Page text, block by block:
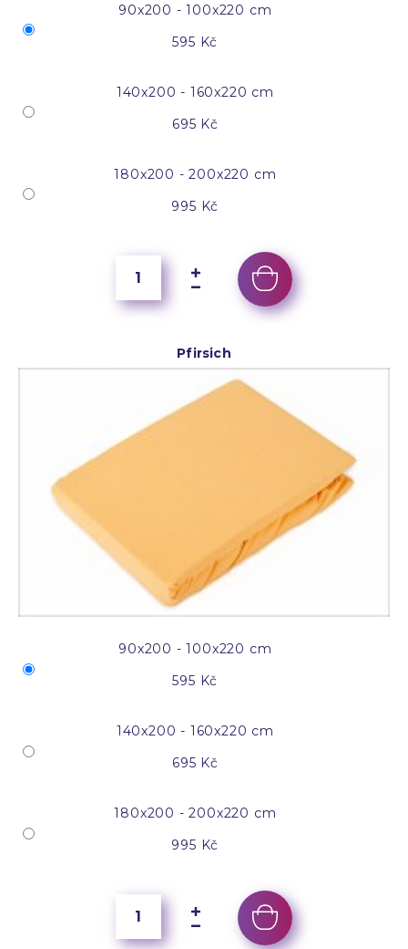
90x200 - 100x220 cm
595 Kč
140x200 - 160x220 cm
695 Kč
180x200 - 200x220 cm
995 Kč
Pfirsich
90x200 - 100x220 cm
595 Kč
140x200 - 160x220 cm
695 Kč
180x200 - 200x220 cm
995 Kč